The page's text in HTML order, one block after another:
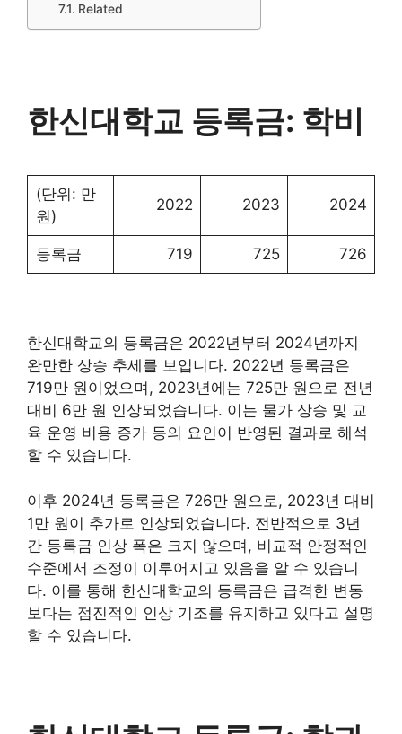
Related
한신대학교 등록금: 학비
(단위: 만
원)
2022 2023 2024
등록금 719 725 726
한신대학교의 등록금은 2022년부터 2024년까지
완만한 상승 추세를 보입니다. 2022년 등록금은
719만 원이었으며, 2023년에는 725만 원으로 전년
대비 6만 원 인상되었습니다. 이는 물가 상승 및 교
육 운영 비용 증가 등의 요인이 반영된 결과로 해석
할 수 있습니다.
이후 2024년 등록금은 726만 원으로, 2023년 대비
1만 원이 추가로 인상되었습니다. 전반적으로 3년
간 등록금 인상 폭은 크지 않으며, 비교적 안정적인
수준에서 조정이 이루어지고 있음을 알 수 있습니
다. 이를 통해 한신대학교의 등록금은 급격한 변동
보다는 점진적인 인상 기조를 유지하고 있다고 설명
할 수 있습니다.